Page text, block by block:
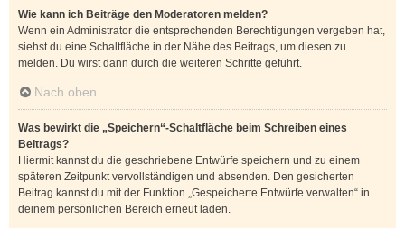
Wie kann ich Beiträge den Moderatoren melden?
Wenn ein Administrator die entsprechenden Berechtigungen vergeben hat,
siehst du eine Schaltfläche in der Nähe des Beitrags, um diesen zu
melden. Du wirst dann durch die weiteren Schritte geführt.
Nach oben
Was bewirkt die „Speichern“-Schaltfläche beim Schreiben eines
Beitrags?
Hiermit kannst du die geschriebene Entwürfe speichern und zu einem
späteren Zeitpunkt vervollständigen und absenden. Den gesicherten
Beitrag kannst du mit der Funktion „Gespeicherte Entwürfe verwalten“ in
deinem persönlichen Bereich erneut laden.